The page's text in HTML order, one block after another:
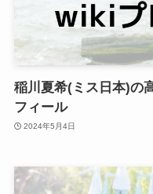
稲川夏希(ミス日本)の
フィール
2024年5月4日